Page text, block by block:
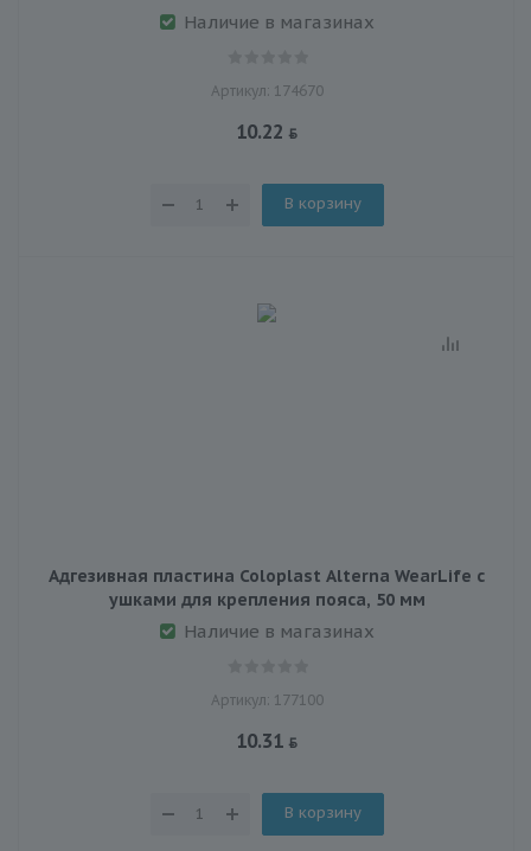
Наличие в магазинах
Артикул: 174670
10.22
В корзину
Адгезивная пластина Coloplast Alterna WearLife с
ушками для крепления пояса, 50 мм
Наличие в магазинах
Артикул: 177100
10.31
В корзину